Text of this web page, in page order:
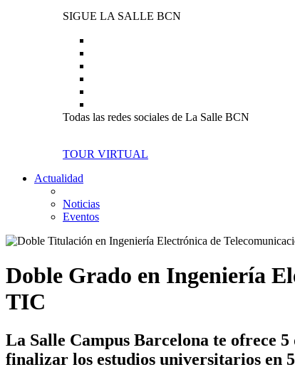
SIGUE LA SALLE BCN
Todas las redes sociales de La Salle BCN
TOUR VIRTUAL
Actualidad
Noticias
Eventos
Doble Grado en Ingeniería
TIC
La Salle Campus Barcelona te ofrece
finalizar los estudios universitarios en